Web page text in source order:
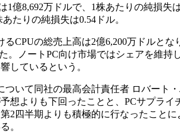
1億8,692万ドルで、1株あたりの純損失
たりの純損失は0.54ドル。
CPUの総売上高は2億6,200万ドルとな
。ノートPC向け市場ではシェアを維
しているという。
いて同社の最高会計責任者 ロバート
想よりも下回ったことと、PCサプラ
2四半期よりも積極的に行なったこと
。